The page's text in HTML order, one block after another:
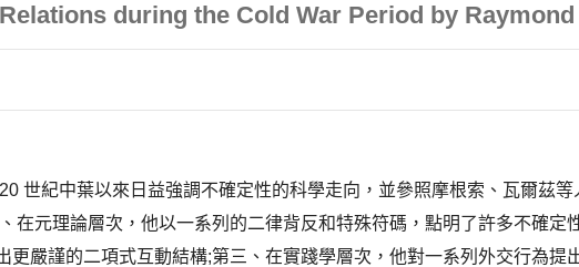
during the Cold War Period by
世紀中葉以來日益強調不確定性的科學走向，並參照摩根索、瓦爾茲
在元理論層次，他以一系列的二律背反和特殊符碼，點明了許多不確定
嚴謹的二項式互動結構;第三、在實踐學層次，他對一系列外交行為提